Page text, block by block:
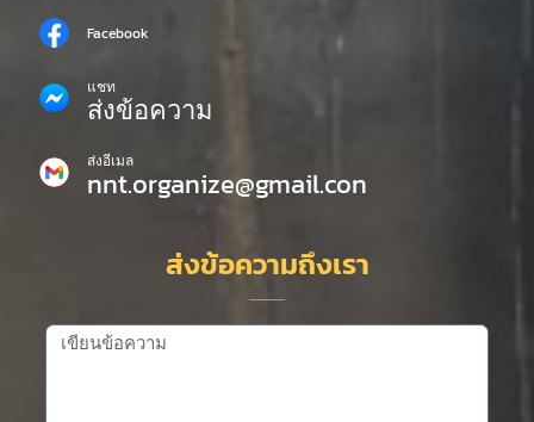
Facebook
แชท
ส่งข้อความ
ส่งอีเมล
nnt.organize@gmail.con
ส่งข้อความถึงเรา